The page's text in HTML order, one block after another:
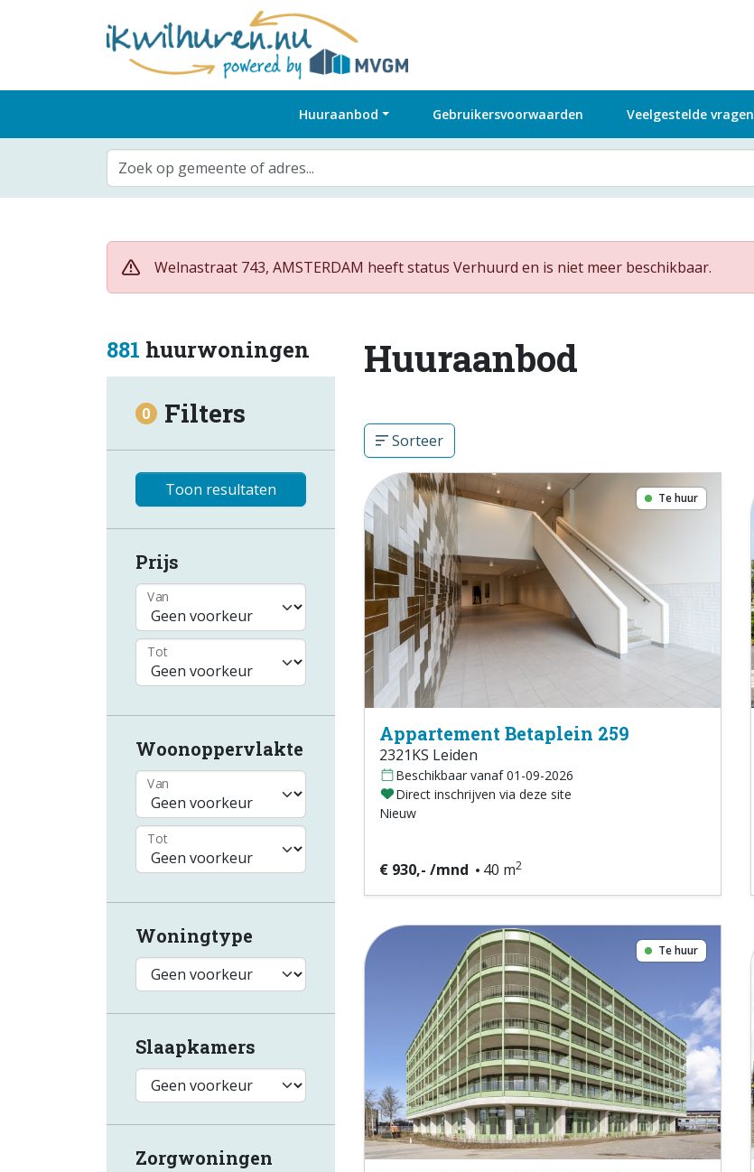
Huuraanbod Gebruikersvoorwaarden Veelgestelde vragen
Zoek op gemeente of adres...
Welnastraat 743, AMSTERDAM heeft status Verhuurd en is niet meer beschikbaar.
881 huurwoningen
0 Filters
Toon resultaten
Prijs
Van
Tot
Woonoppervlakte
Van
Tot
Woningtype
Slaapkamers
Zorgwoningen
Huuraanbod
Sorteer
Te huur
Appartement Betaplein 259
2321KS Leiden
Beschikbaar vanaf 01-09-2026
Direct inschrijven via deze site
Nieuw
€ 930,- /mnd 40 m2
Te huur